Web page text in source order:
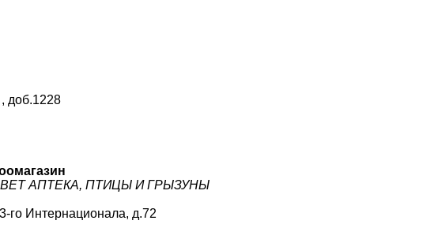
, доб.1228
АПТЕКА, ПТИЦЫ И ГРЫЗУНЫ
го Интернационала, д.72